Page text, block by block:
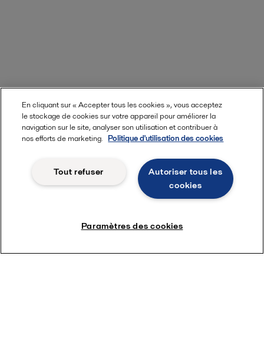
En cliquant sur « Accepter tous les cookies », vous acceptez
le stockage de cookies sur votre appareil pour améliorer la
navigation sur le site, analyser son utilisation et contribuer à
nos efforts de marketing. Politique d'utilisation des cookies
Autoriser tous les
cookies
Tout refuser
Paramètres des cookies